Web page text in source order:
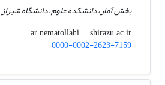
بخش آمار، دانشکده علوم، دانشگاه شیراز
ar.nematollahi
shirazu.ac.ir
0000-0002-2623-7159